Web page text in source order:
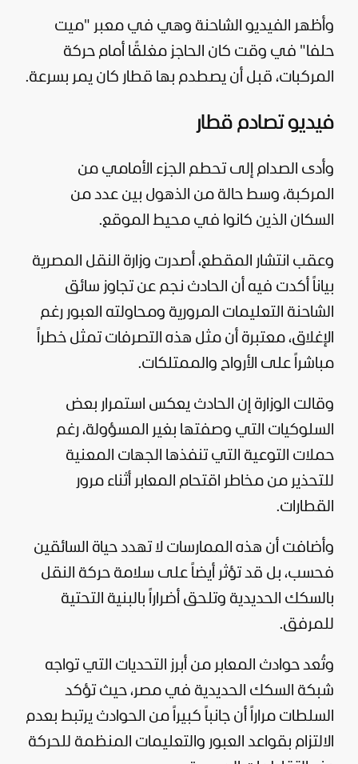
وأظهر الفيديو الشاحنة وهي في معبر "ميت
حلفا" في وقت كان الحاجز مغلقًا أمام حركة
المركبات، قبل أن يصطدم بها قطار كان يمر بسرعة.
فيديو تصادم قطار
وأدى الصدام إلى تحطم الجزء الأمامي من
المركبة، وسط حالة من الذهول بين عدد من
السكان الذين كانوا في محيط الموقع.
وعقب انتشار المقطع، أصدرت وزارة النقل المصرية
بياناً أكدت فيه أن الحادث نجم عن تجاوز سائق
الشاحنة التعليمات المرورية ومحاولته العبور رغم
الإغلاق، معتبرة أن مثل هذه التصرفات تمثل خطراً
مباشراً على الأرواح والممتلكات.
وقالت الوزارة إن الحادث يعكس استمرار بعض
السلوكيات التي وصفتها بغير المسؤولة، رغم
حملات التوعية التي تنفذها الجهات المعنية
للتحذير من مخاطر اقتحام المعابر أثناء مرور
القطارات.
وأضافت أن هذه الممارسات لا تهدد حياة السائقين
فحسب، بل قد تؤثر أيضاً على سلامة حركة النقل
بالسكك الحديدية وتلحق أضراراً بالبنية التحتية
للمرفق.
وتُعد حوادث المعابر من أبرز التحديات التي تواجه
شبكة السكك الحديدية في مصر، حيث تؤكد
السلطات مراراً أن جانباً كبيراً من الحوادث يرتبط بعدم
الالتزام بقواعد العبور والتعليمات المنظمة للحركة